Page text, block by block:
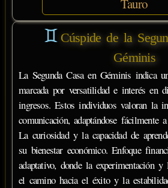
Tauro
Cúspide de la
Géminis
La Segunda Casa en Géminis indica
marcada por versatilidad e interés en
ingresos. Estos individuos valoran la
comunicación, adaptándose fácilmente
La curiosidad y la capacidad de
su bienestar económico. Enfoque
adaptativo, donde la experimentación
el camino hacia el éxito y la